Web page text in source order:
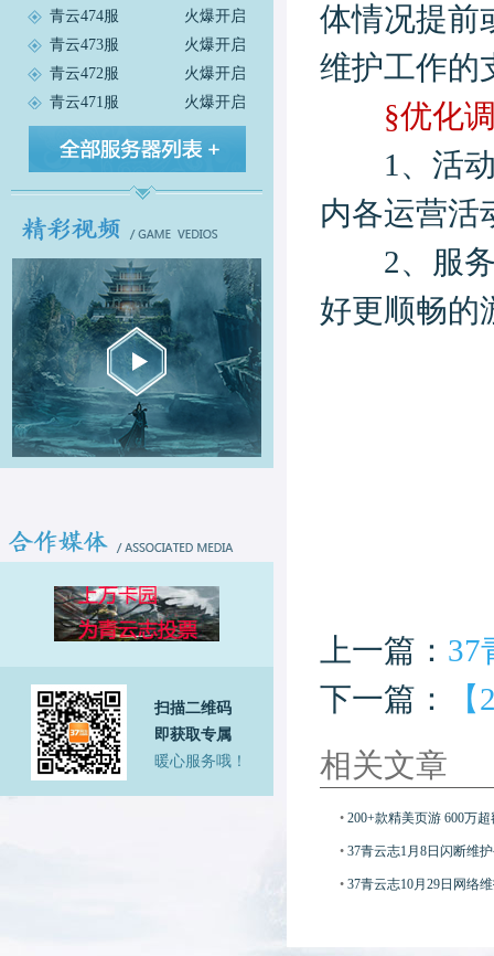
火爆开启
青云474服
火爆开启
青云473服
火爆开启
青云472服
火爆开启
青云471服
扫描二维码
即获取专属
暖心服务哦！
体情况提前
维护工作的
§优化
1、活动
内各运营活
2、服务
好更顺畅的
上一篇： 37
下一篇：
相关文章
• 200+款精美页游 600万
• 37青云志1月8日闪断维
• 37青云志10月29日网络